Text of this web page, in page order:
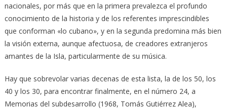
nacionales, por más que en la primera prevalezca el profundo
conocimiento de la historia y de los referentes imprescindibles
que conforman «lo cubano», y en la segunda predomina más bien
la visión externa, aunque afectuosa, de creadores extranjeros
amantes de la Isla, particularmente de su música.
Hay que sobrevolar varias decenas de esta lista, la de los 50, los
40 y los 30, para encontrar finalmente, en el número 24, a
Memorias del subdesarrollo (1968, Tomás Gutiérrez Alea),